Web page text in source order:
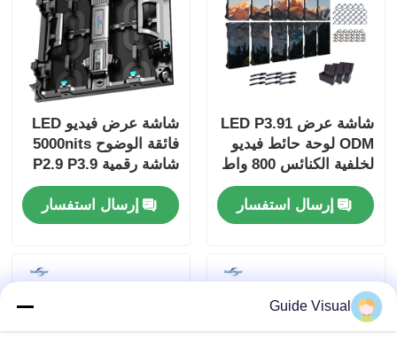
شاشة عرض LED P3.91
ODM لوحة حائط فيديو
لخلفية الكنائس 800 واط
إرسال استفسار
شاشة عرض فيديو LED
فائقة الوضوح 5000nits
شاشة رقمية P2.9 P3.9
لمراكز التسوق
إرسال استفسار
Guide Visual